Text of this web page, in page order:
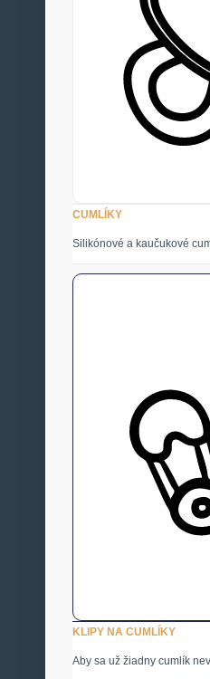
CUMLÍKY
Silikónové a kaučukové
KLIPY NA CUMLÍKY
Aby sa už žiadny cumlík